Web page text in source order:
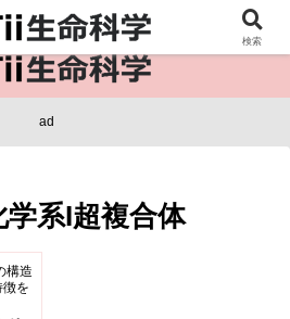
命・生物の情報インフラ。
ad
系I超複合体
検索